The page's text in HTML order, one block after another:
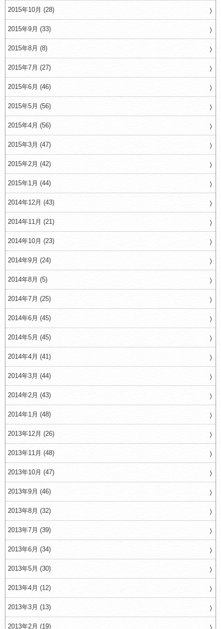
2015年10月 (28)
2015年9月 (33)
2015年8月 (8)
2015年7月 (27)
2015年6月 (46)
2015年5月 (56)
2015年4月 (56)
2015年3月 (47)
2015年2月 (42)
2015年1月 (44)
2014年12月 (43)
2014年11月 (21)
2014年10月 (23)
2014年9月 (24)
2014年8月 (5)
2014年7月 (25)
2014年6月 (45)
2014年5月 (45)
2014年4月 (41)
2014年3月 (44)
2014年2月 (43)
2014年1月 (48)
2013年12月 (26)
2013年11月 (48)
2013年10月 (47)
2013年9月 (46)
2013年8月 (32)
2013年7月 (39)
2013年6月 (34)
2013年5月 (30)
2013年4月 (12)
2013年3月 (13)
2013年2月 (19)